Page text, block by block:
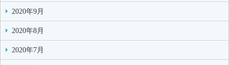
2020年9月
2020年8月
2020年7月